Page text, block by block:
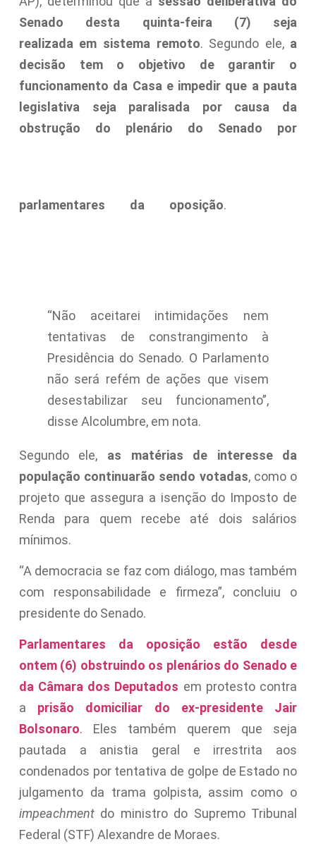
Senado desta quinta-feira (7) seja
realizada em sistema remoto. Segundo ele, a
decisão tem o objetivo de garantir o
funcionamento da Casa e impedir que a pauta
legislativa seja paralisada por causa da
obstrução do plenário do Senado por
parlamentares da oposição.
“Não aceitarei intimidações nem
tentativas de constrangimento à
Presidência do Senado. O Parlamento
não será refém de ações que visem
desestabilizar seu funcionamento”,
disse Alcolumbre, em nota.
Segundo ele, as matérias de interesse da
população continuarão sendo votadas, como o
projeto que assegura a isenção do Imposto de
Renda para quem recebe até dois salários
mínimos.
“A democracia se faz com diálogo, mas também
com responsabilidade e firmeza”, concluiu o
presidente do Senado.
Parlamentares da oposição estão desde
ontem (6) obstruindo os plenários do Senado e
da Câmara dos Deputados em protesto contra
a
prisão domiciliar do ex-presidente Jair
Bolsonaro. Eles também querem que seja
pautada a anistia geral e irrestrita aos
condenados por tentativa de golpe de Estado no
julgamento da trama golpista, assim como o
impeachmentdo ministro do Supremo Tribunal
Federal (STF) Alexandre de Moraes.